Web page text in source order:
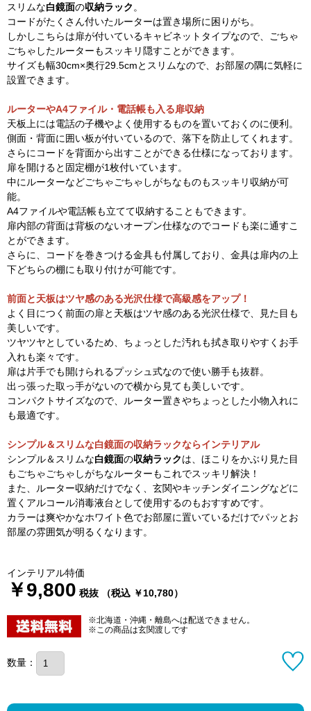
スリムな白鏡面の収納ラック 。
コードがたくさん付いたルーターは置き場所に困りがち。
しかしこちらは扉が付いているキャビネットタイプなので、ごちゃ
ごちゃしたルーターもスッキリ隠すことができます。
サイズも幅30cm×奥行29.5cmとスリムなので、お部屋の隅に気軽に
設置できます。
ルーターやA4ファイル・電話帳も入る扉収納
天板上には電話の子機やよく使用するものを置いておくのに便利。
側面・背面に囲い板が付いているので、落下を防止してくれます。
さらにコードを背面から出すことができる仕様になっております。
扉を開けると固定棚が1枚付いています。
中にルーターなどごちゃごちゃしがちなものもスッキリ収納が可
能。
A4ファイルや電話帳も立てて収納することもできます。
扉内部の背面は背板のないオープン仕様なのでコードも楽に通すこ
とができます。
さらに、コードを巻きつける金具も付属しており、金具は扉内の上
下どちらの棚にも取り付けが可能です。
前面と天板はツヤ感のある光沢仕様で高級感をアップ！
よく目につく前面の扉と天板はツヤ感のある光沢仕様で、見た目も
美しいです。
ツヤツヤとしているため、ちょっとした汚れも拭き取りやすくお手
入れも楽々です。
扉は片手でも開けられるプッシュ式なので使い勝手も抜群。
出っ張った取っ手がないので横から見ても美しいです。
コンパクトサイズなので、ルーター置きやちょっとした小物入れに
も最適です。
シンプル＆スリムな白鏡面の収納ラックならインテリアル
シンプル＆スリムな白鏡面の収納ラックは、ほこりをかぶり見た目
もごちゃごちゃしがちなルーターもこれでスッキリ解決！
また、ルーター収納だけでなく、玄関やキッチンダイニングなどに
置くアルコール消毒液台として使用するのもおすすめです。
カラーは爽やかなホワイト色でお部屋に置いているだけでパッとお
部屋の雰囲気が明るくなります。
インテリアル特価
￥9,800 税抜 （税込 ￥10,780）
※北海道・沖縄・離島へは配送できません。
※この商品は玄関渡しです
数量：